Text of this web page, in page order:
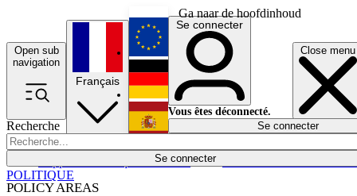
Ga naar de hoofdinhoud
Open sub
navigation
Close menu
Recherche
Se connecter
POLICY AREAS
Économie
Français
English
Deutsch
Español
Se connecter
Vous êtes déconnecté.
Se connecter
POLITIQUE